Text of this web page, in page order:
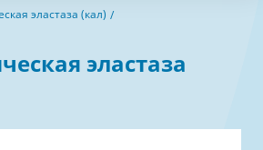
эластаза (кал)
эластаза